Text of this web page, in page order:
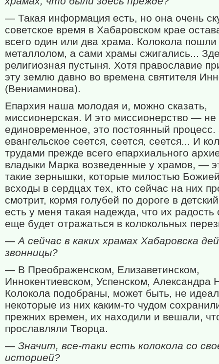
— Такая информация есть, но она очень
советское время в Хабаровском крае
всего один или два храма. Колокола пошли
металлолом, а сами храмы сжигались...
религиозная пустыня. Хотя православие
эту землю давно во времена святителя
(Вениаминова).
Епархия наша молодая и, можно сказать,
миссионерская. И это миссионерство — не
единовременное, это постоянный
евангельское сеется, сеется, сеется... И
трудами прежде всего епархиального
владыки Марка возведенные у храмов, —
такие зернышки, которые милостью
всходы в сердцах тех, кто сейчас на них
смотрит, кормя голубей по дороге в
есть у меня такая надежда, что их радость
еще будет отражаться в колокольных
— А сейчас в каких храмах Хабаровска
звонницы?
— В Преображенском, Елизаветинском,
Иннокентиевском, Успенском, Александра
Колокола подобраны, может быть, не
некоторые из них каким-то чудом
прежних времен, их находили и вешали,
прославляли Творца.
— Значит, все-таки есть колокола со
историей?